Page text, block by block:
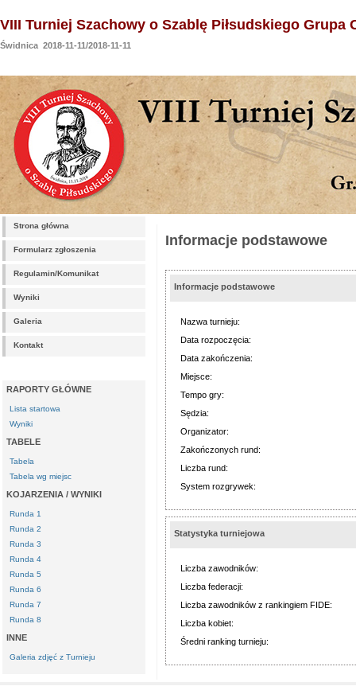
VIII Turniej Szachowy o Szablę Piłsudskiego Grupa
Świdnica 2018-11-11/2018-11-11
Strona główna
Formularz zgłoszenia
Regulamin/Komunikat
Wyniki
Galeria
Kontakt
RAPORTY GŁÓWNE
Lista startowa
Wyniki
TABELE
Tabela
Tabela wg miejsc
KOJARZENIA / WYNIKI
Runda 1
Runda 2
Runda 3
Runda 4
Runda 5
Runda 6
Runda 7
Runda 8
INNE
Galeria zdjęć z Turnieju
Informacje podstawowe
Informacje podstawowe
Nazwa turnieju:
Data rozpoczęcia:
Data zakończenia:
Miejsce:
Tempo gry:
Sędzia:
Organizator:
Zakończonych rund:
Liczba rund:
System rozgrywek:
Statystyka turniejowa
Liczba zawodników:
Liczba federacji:
Liczba zawodników z rankingiem FIDE:
Liczba kobiet:
Średni ranking turnieju: